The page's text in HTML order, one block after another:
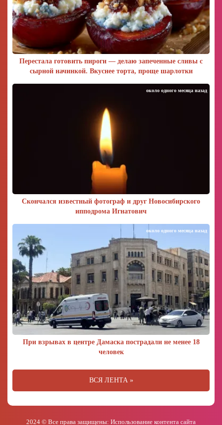
Перестала готовить пироги — делаю запеченные сливы с
сырной начинкой. Вкуснее торта, проще шарлотки
Скончался известный фотограф и друг Новосибирского
ипподрома Игнатович
около одного месяца назад
При взрывах в центре Дамаска пострадали не менее 18
человек
около одного месяца назад
ВСЯ ЛЕНТА »
2024 © Все права защищены: Использование контента сайта